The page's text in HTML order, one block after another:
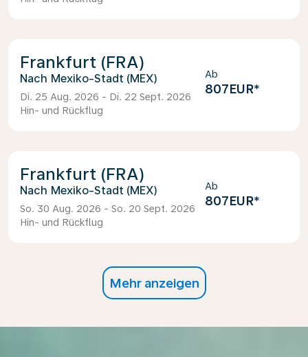
Frankfurt (FRA)
Mexiko-Stadt (MEX)
Di. 25 Aug. 2026 - Di. 22 Sept. 2026
Hin- und Rückflug
Ab
807EUR*
Frankfurt (FRA)
Mexiko-Stadt (MEX)
So. 30 Aug. 2026 - So. 20 Sept. 2026
Hin- und Rückflug
Ab
807EUR*
Mehr anzeigen